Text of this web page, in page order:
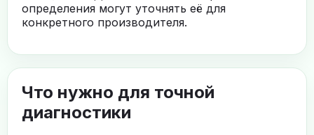
определения могут уточнять её для
конкретного производителя.
Что нужно для точной
диагностики